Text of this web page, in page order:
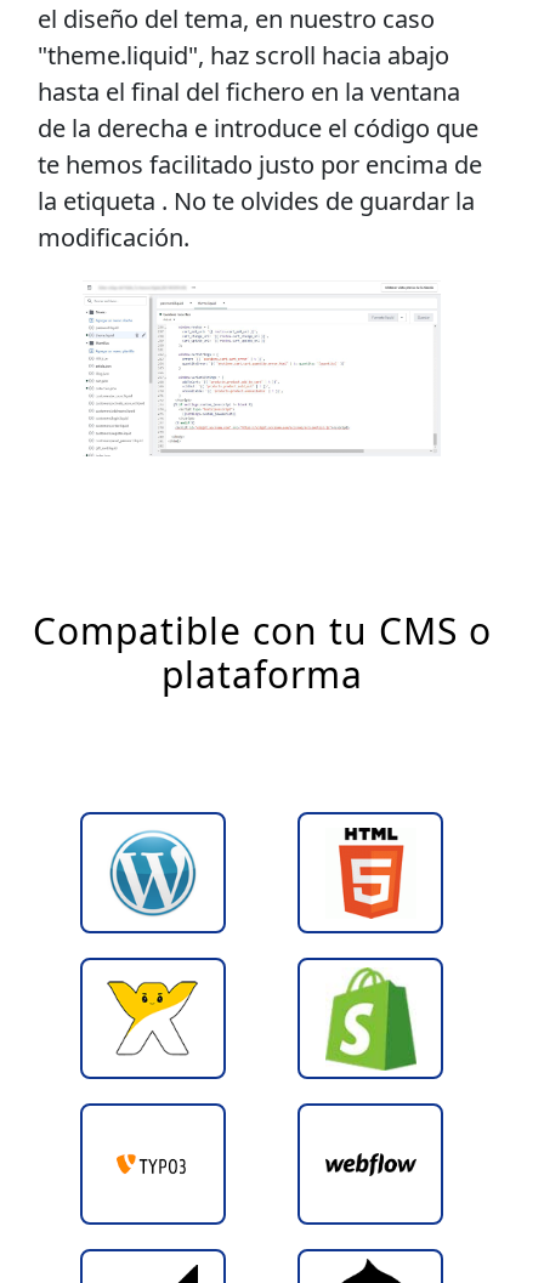
el diseño del tema, en nuestro caso
"theme.liquid", haz scroll hacia abajo
hasta el final del fichero en la ventana
de la derecha e introduce el código que
te hemos facilitado justo por encima de
la etiqueta . No te olvides de guardar la
modificación.
Compatible con tu CMS o
plataforma